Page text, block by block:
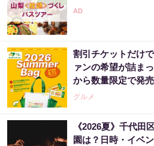
割引チケットだけ
ァンの希望が詰ま
から数量限定で発売
グルメ
《2026夏》千代田
園は？日時・イベ